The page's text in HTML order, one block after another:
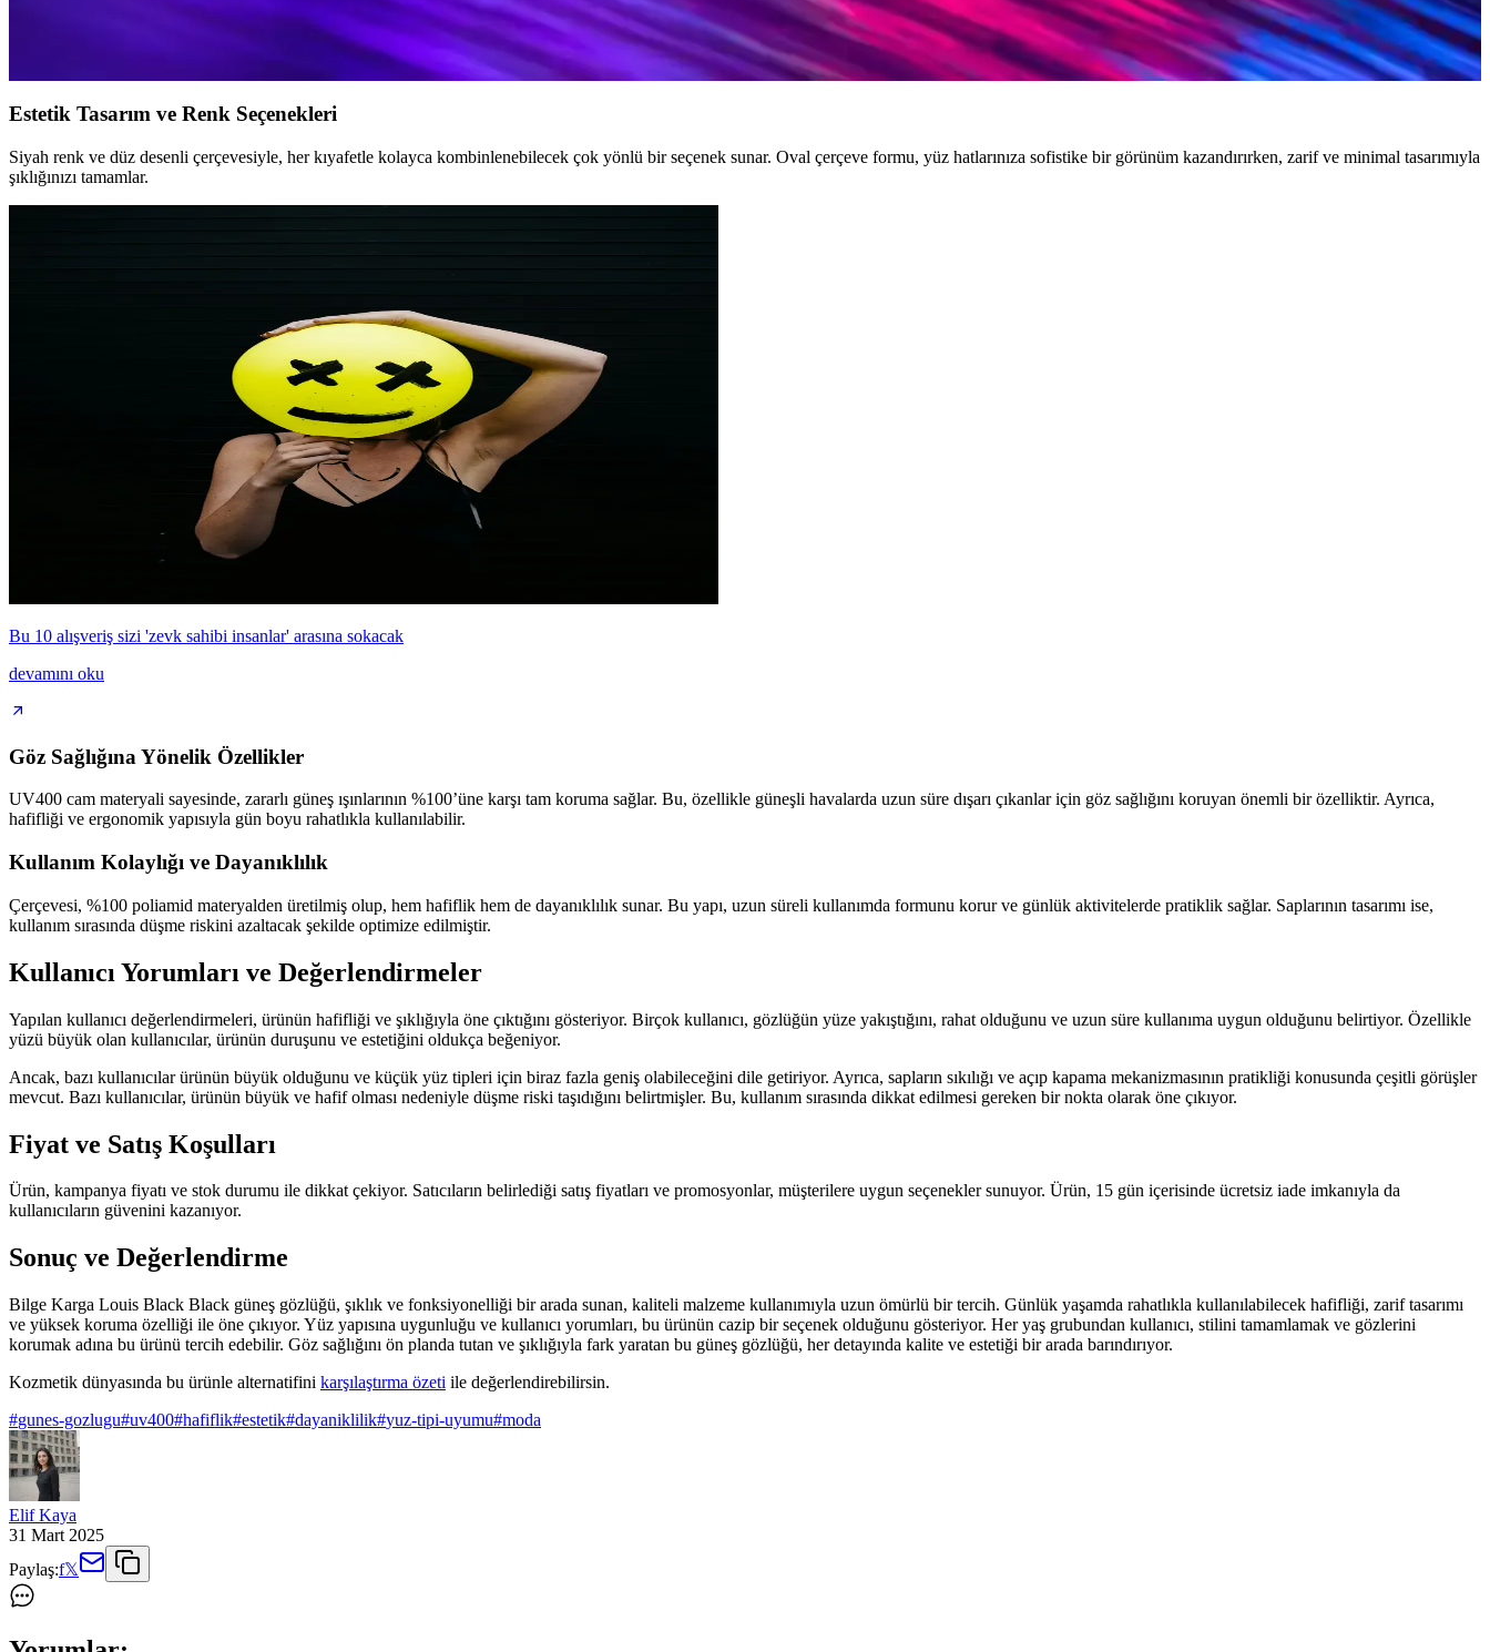
Ray-Ban Kadın Gözlük Modelleri: Şıklık ve Fonksiyonelliğin Birleştiği Seçenekler
Ray-Ban kadın gözlükleri, şık tasarımları ve UV koruma özellikleriyle öne çıkar. Farklı yüz şekillerine uygun modelleriyle estetik ve fonksiyonelliği bir arada sunar.
Estetik Tasarım ve Renk Seçenekleri
Siyah renk ve düz desenli çerçevesiyle, her kıyafetle kolayca kombinlenebilecek çok yönlü bir seçenek sunar. Oval çerçeve formu, yüz hatlarınıza sofistike bir görünüm kazandırırken, zarif ve minimal tasarımıyla
şıklığınızı tamamlar.
Bu 10 alışveriş sizi 'zevk sahibi insanlar' arasına sokacak
devamını oku
Göz Sağlığına Yönelik Özellikler
UV400 cam materyali sayesinde, zararlı güneş ışınlarının %100’üne karşı tam koruma sağlar. Bu, özellikle güneşli havalarda uzun süre dışarı çıkanlar için göz sağlığını koruyan önemli bir özelliktir. Ayrıca,
hafifliği ve ergonomik yapısıyla gün boyu rahatlıkla kullanılabilir.
Kullanım Kolaylığı ve Dayanıklılık
Çerçevesi, %100 poliamid materyalden üretilmiş olup, hem hafiflik hem de dayanıklılık sunar. Bu yapı, uzun süreli kullanımda formunu korur ve günlük aktivitelerde pratiklik sağlar. Saplarının tasarımı ise,
kullanım sırasında düşme riskini azaltacak şekilde optimize edilmiştir.
Kullanıcı Yorumları ve Değerlendirmeler
Yapılan kullanıcı değerlendirmeleri, ürünün hafifliği ve şıklığıyla öne çıktığını gösteriyor. Birçok kullanıcı, gözlüğün yüze yakıştığını, rahat olduğunu ve uzun süre kullanıma uygun olduğunu belirtiyor. Özellikle
yüzü büyük olan kullanıcılar, ürünün duruşunu ve estetiğini oldukça beğeniyor.
Ancak, bazı kullanıcılar ürünün büyük olduğunu ve küçük yüz tipleri için biraz fazla geniş olabileceğini dile getiriyor. Ayrıca, sapların sıkılığı ve açıp kapama mekanizmasının pratikliği konusunda çeşitli görüşler
mevcut. Bazı kullanıcılar, ürünün büyük ve hafif olması nedeniyle düşme riski taşıdığını belirtmişler. Bu, kullanım sırasında dikkat edilmesi gereken bir nokta olarak öne çıkıyor.
Fiyat ve Satış Koşulları
Ürün, kampanya fiyatı ve stok durumu ile dikkat çekiyor. Satıcıların belirlediği satış fiyatları ve promosyonlar, müşterilere uygun seçenekler sunuyor. Ürün, 15 gün içerisinde ücretsiz iade imkanıyla da
kullanıcıların güvenini kazanıyor.
Sonuç ve Değerlendirme
Bilge Karga Louis Black Black güneş gözlüğü, şıklık ve fonksiyonelliği bir arada sunan, kaliteli malzeme kullanımıyla uzun ömürlü bir tercih. Günlük yaşamda rahatlıkla kullanılabilecek hafifliği, zarif tasarımı
ve yüksek koruma özelliği ile öne çıkıyor. Yüz yapısına uygunluğu ve kullanıcı yorumları, bu ürünün cazip bir seçenek olduğunu gösteriyor. Her yaş grubundan kullanıcı, stilini tamamlamak ve gözlerini
korumak adına bu ürünü tercih edebilir. Göz sağlığını ön planda tutan ve şıklığıyla fark yaratan bu güneş gözlüğü, her detayında kalite ve estetiği bir arada barındırıyor.
Kozmetik dünyasında bu ürünle alternatifini karşılaştırma özeti ile değerlendirebilirsin.
#gunes-gozlugu#uv400#hafiflik#estetik#dayaniklilik#yuz-tipi-uyumu#moda
Elif Kaya
31 Mart 2025
Paylaş:f𝕏